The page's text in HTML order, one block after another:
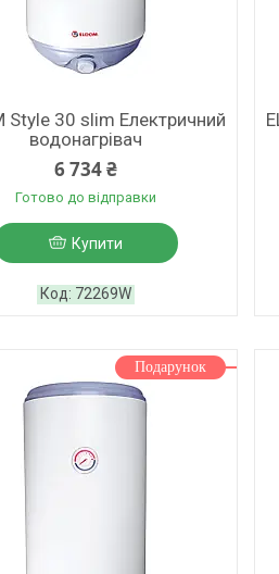
Style 30 slim Електричний
водонагрівач
6 734 ₴
Готово до відправки
Купити
72269W
Подарунок